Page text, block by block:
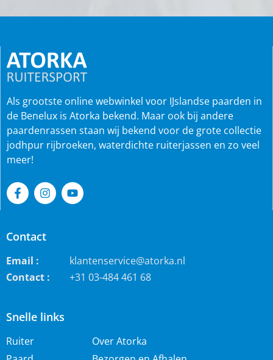
Snelle links
Ruiter
Over Atorka
Als grootste online webwinkel voor IJslandse paarden in
de Benelux is Atorka bekend. Maar ook bij andere
paardenrassen staan wij bekend voor de grote collectie
jodhpur rijbroeken, waterdichte ruiterjassen en zo veel
meer!
Contact
Email :
klantenservice@atorka.nl
Contact :
+31 03-484 461 68